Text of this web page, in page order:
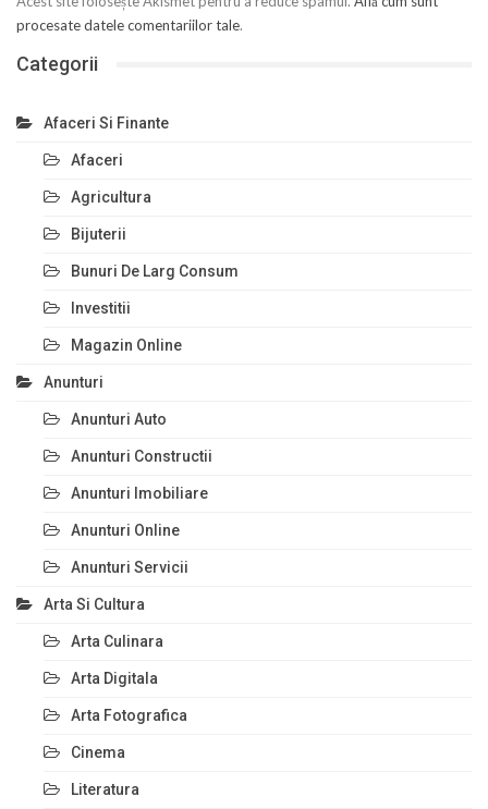
procesate datele comentariilor tale.
Categorii
Afaceri Si Finante
Afaceri
Agricultura
Bijuterii
Bunuri De Larg Consum
Investitii
Magazin Online
Anunturi
Anunturi Auto
Anunturi Constructii
Anunturi Imobiliare
Anunturi Online
Anunturi Servicii
Arta Si Cultura
Arta Culinara
Arta Digitala
Arta Fotografica
Cinema
Literatura